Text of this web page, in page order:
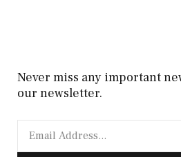
Never miss any important
our newsletter.